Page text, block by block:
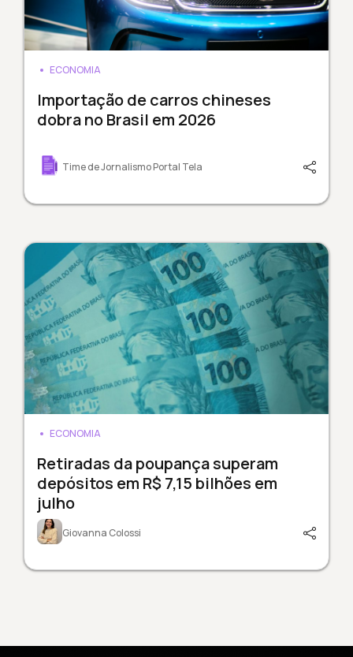
ECONOMIA
Importação de carros chineses
dobra no Brasil em 2026
Time de Jornalismo Portal Tela
ECONOMIA
Retiradas da poupança superam
depósitos em R$ 7,15 bilhões em
julho
Giovanna Colossi